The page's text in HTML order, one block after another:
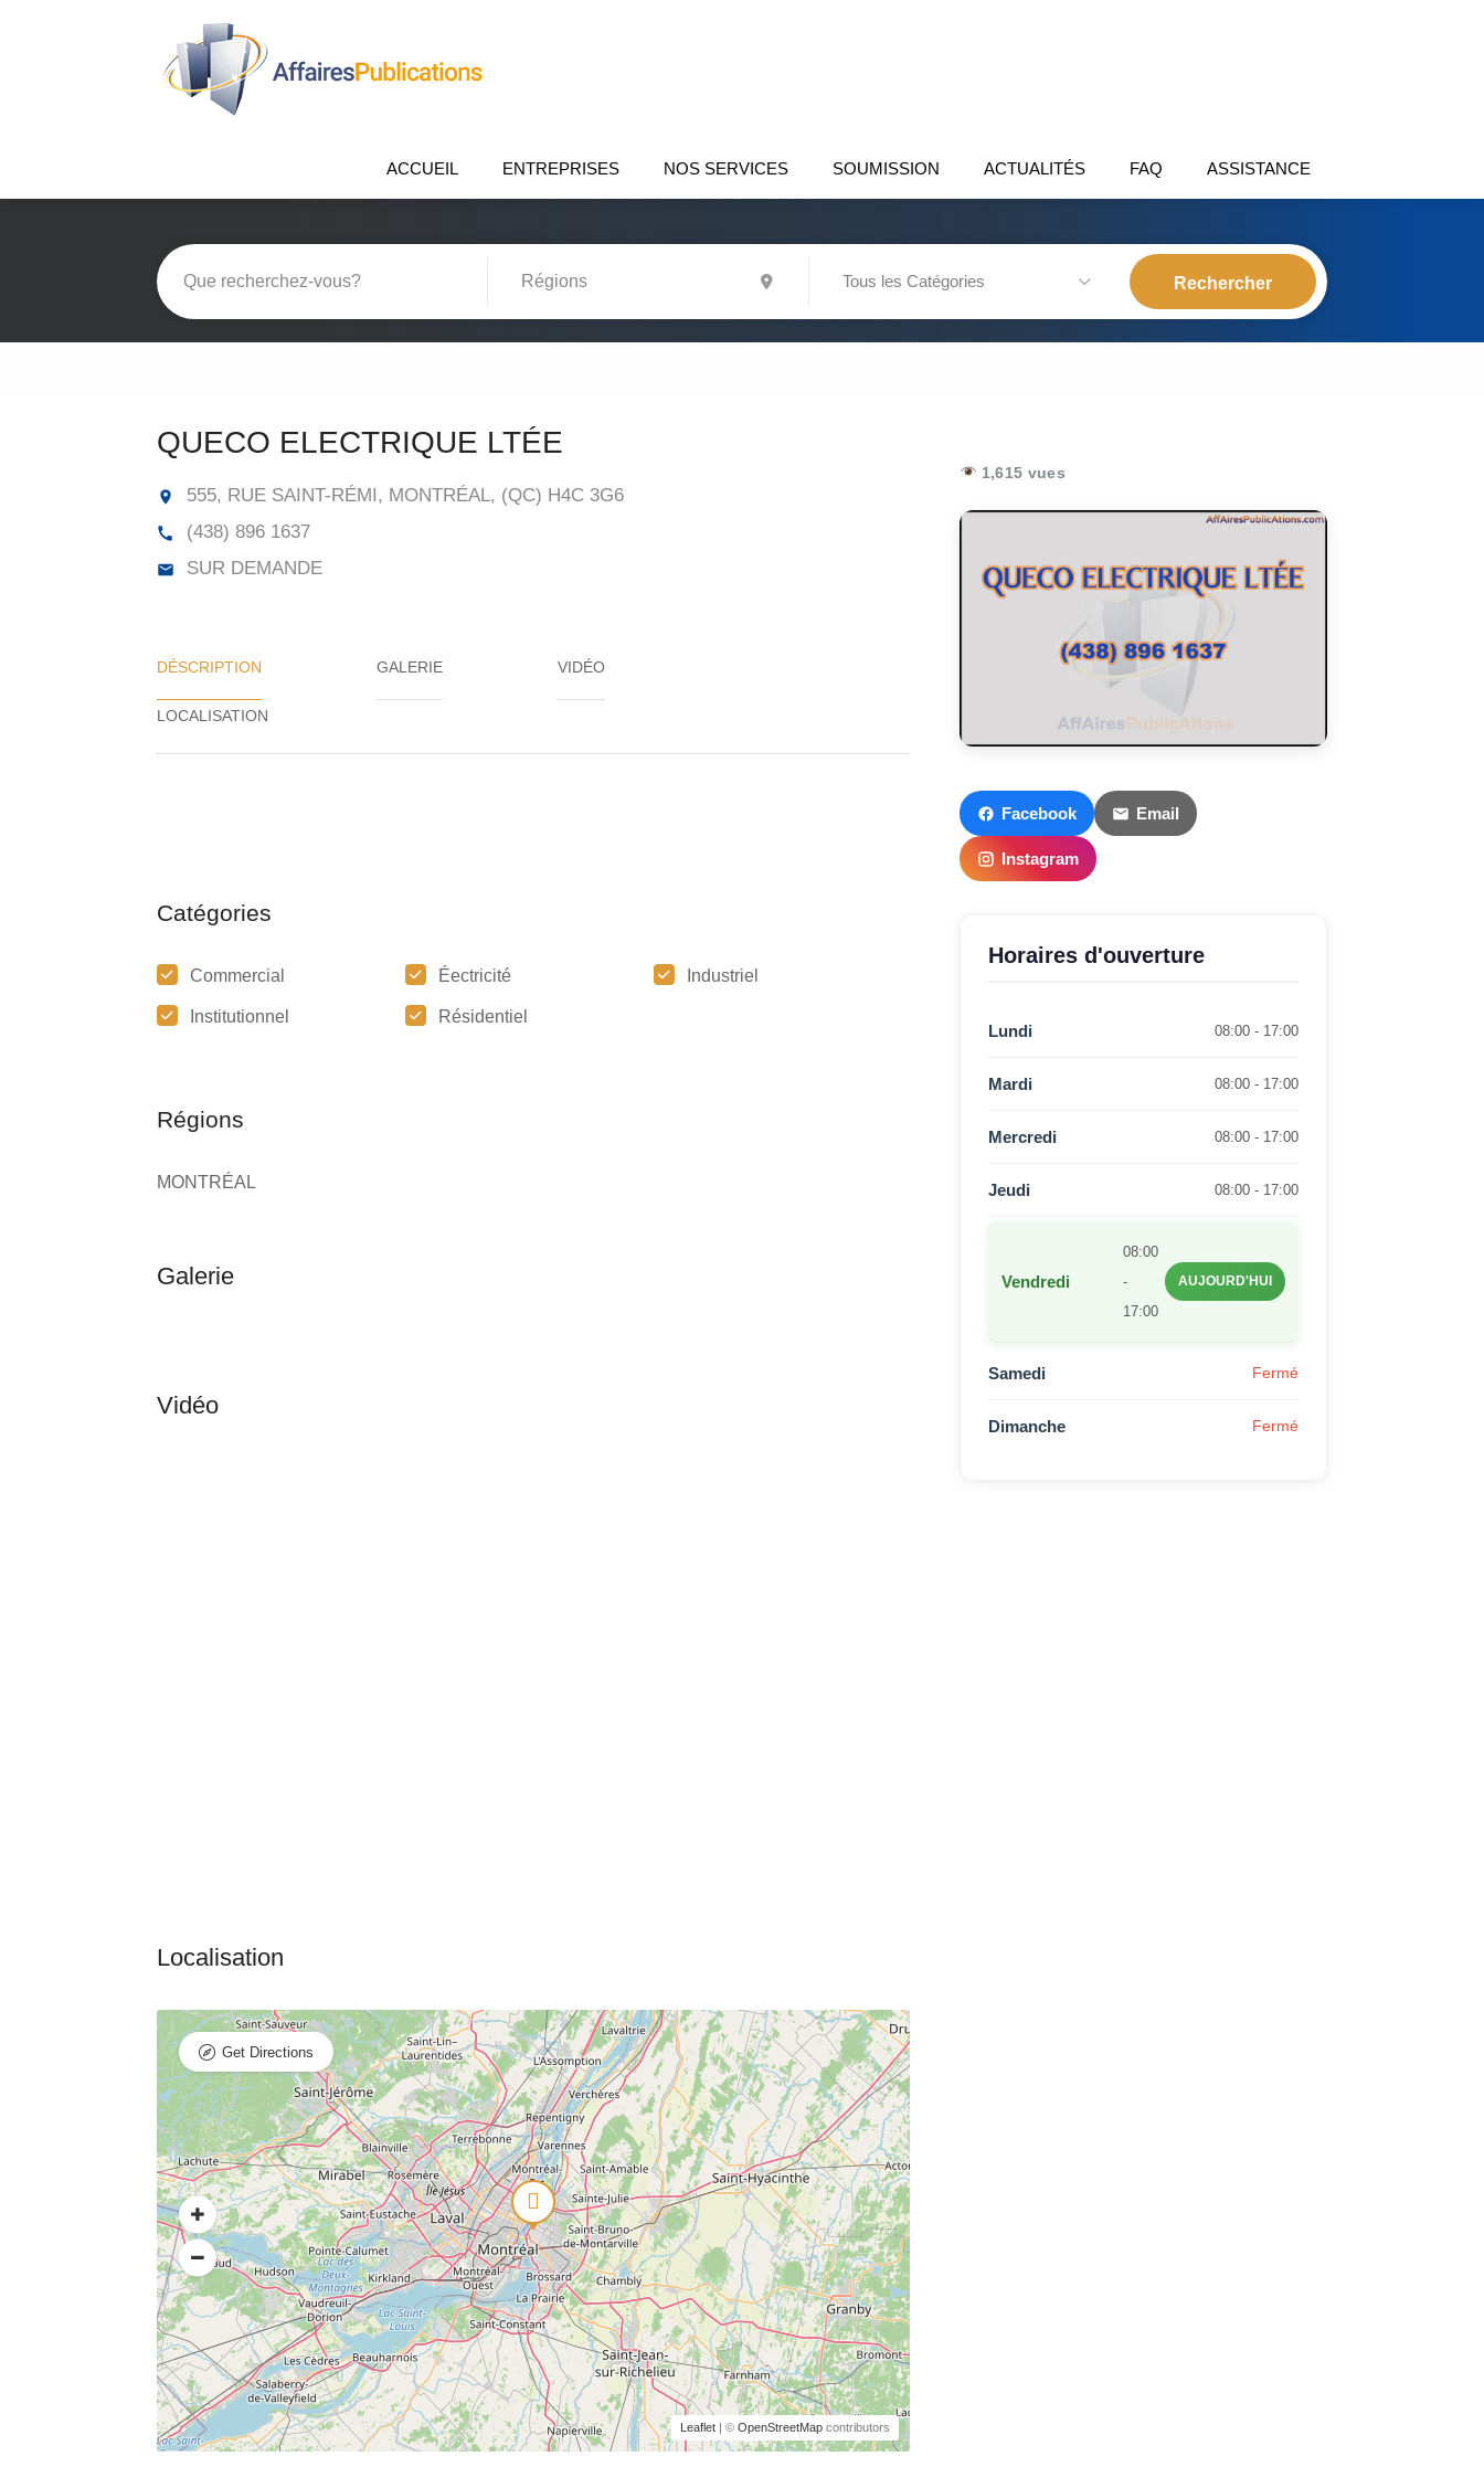
ACCUEIL ENTREPRISES NOS SERVICES SOUMISSION ACTUALITÉS FAQ ASSISTANCE
Tous les Catégories
QUECO ELECTRIQUE LTÉE
555, RUE SAINT-RÉMI, MONTRÉAL, (QC) H4C 3G6
(438) 896 1637
SUR DEMANDE
DÉSCRIPTION GALERIE VIDÉO
Catégories
Commercial Éectricité Industriel
Institutionnel Résidentiel
Régions
MONTRÉAL
Leaflet| © OpenStreetMapcontributors
Get Directions
1,615 vues
Facebook Email
Instagram
Horaires d'ouverture
Lundi 08:00 - 17:00
Mardi 08:00 - 17:00
Mercredi 08:00 - 17:00
Jeudi 08:00 - 17:00
Vendredi
08:00
-
17:00
AUJOURD'HUI
Samedi Fermé
Dimanche Fermé